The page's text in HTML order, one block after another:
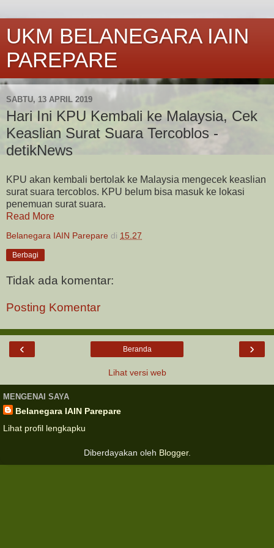
UKM BELANEGARA IAIN
PAREPARE
SABTU, 13 APRIL 2019
Hari Ini KPU Kembali ke Malaysia, Cek
Keaslian Surat Suara Tercoblos -
detikNews
KPU akan kembali bertolak ke Malaysia mengecek keaslian
surat suara tercoblos. KPU belum bisa masuk ke lokasi
penemuan surat suara.
Read More
Belanegara IAIN Parepare di 15.27
Berbagi
Tidak ada komentar:
Posting Komentar
‹ ›
Beranda
Lihat versi web
MENGENAI SAYA
Belanegara IAIN Parepare
Lihat profil lengkapku
Diberdayakan oleh Blogger.